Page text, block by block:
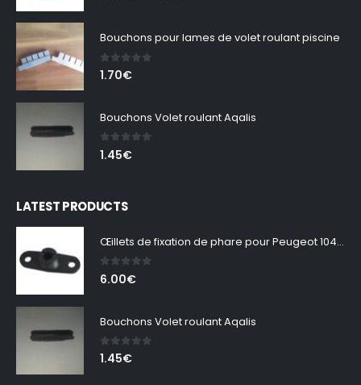
0.90€
Bouchons pour lames de volet roulant piscine
0 out of 5
1.70€
Bouchons Volet roulant Aqalis
0 out of 5
1.45€
LATEST PRODUCTS
Œillets de fixation de phare pour Peugeot 104 – Lot de 2
0 out of 5
6.00€
Bouchons Volet roulant Aqalis
0 out of 5
1.45€